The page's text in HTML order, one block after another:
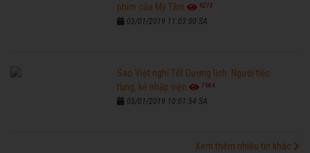
phim của Mỹ Tâm
6273
03/01/2019 11:03:00 SA
Sao Việt nghỉ Tết Dương lịch: Người tiệc
tùng, kẻ nhập viện
7684
03/01/2019 10:01:54 SA
Xem thêm nhiều tin khác